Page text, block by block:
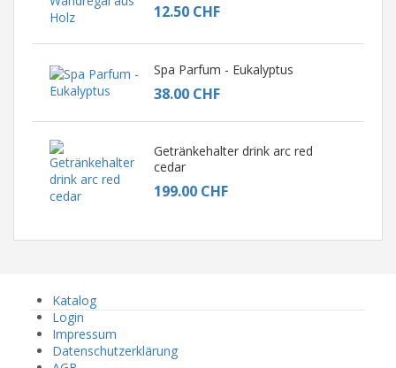
12.50 CHF
Spa Parfum - Eukalyptus
38.00 CHF
Getränkehalter drink arc red
cedar
199.00 CHF
Katalog
Login
Impressum
Datenschutzerklärung